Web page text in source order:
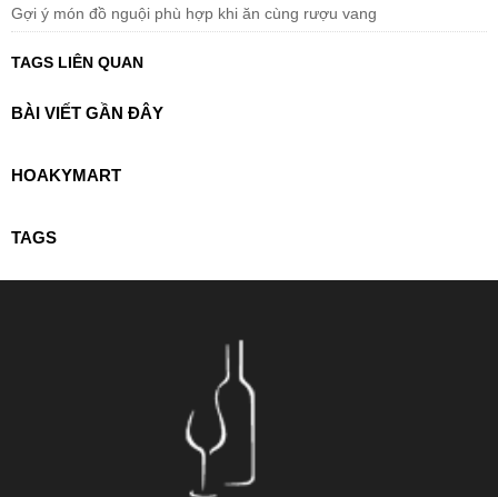
Gợi ý món đồ nguội phù hợp khi ăn cùng rượu vang
TAGS LIÊN QUAN
BÀI VIẾT GẦN ĐÂY
HOAKYMART
TAGS